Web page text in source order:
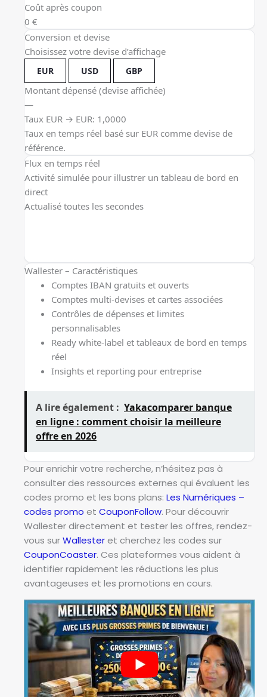
Coût après coupon
0 €
Conversion et devise
Choisissez votre devise d’affichage
EUR USD GBP
Montant dépensé (devise affichée)
—
Taux EUR → EUR: 1,0000
Taux en temps réel basé sur EUR comme devise de
référence.
Flux en temps réel
Activité simulée pour illustrer un tableau de bord en
direct
Actualisé toutes les secondes
Wallester – Caractéristiques
Comptes IBAN gratuits et ouverts
Comptes multi-devises et cartes associées
Contrôles de dépenses et limites
personnalisables
Ready white-label et tableaux de bord en temps
réel
Insights et reporting pour entreprise
A lire également : Yakacomparer banque
en ligne : comment choisir la meilleure
offre en 2026
Pour enrichir votre recherche, n’hésitez pas à
consulter des ressources externes qui évaluent les
codes promo et les bons plans: Les Numériques –
codes promo et CouponFollow. Pour découvrir
Wallester directement et tester les offres, rendez-
vous surWallesteret cherchez les codes sur
CouponCoaster. Ces plateformes vous aident à
identifier rapidement les réductions les plus
avantageuses et les promotions en cours.